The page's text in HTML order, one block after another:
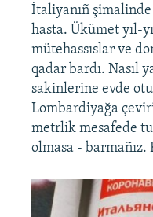
İtaliyanıñ
hasta. Ükümet yıl-
mütehassıslar ve
qadar bardı. Nasıl
sakinlerine evde
Lombardiyağa
metrlik mesafede
olmasa -